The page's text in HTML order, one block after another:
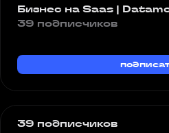
Бизнес на Saas |
39 подписчиков
39 подписчиков